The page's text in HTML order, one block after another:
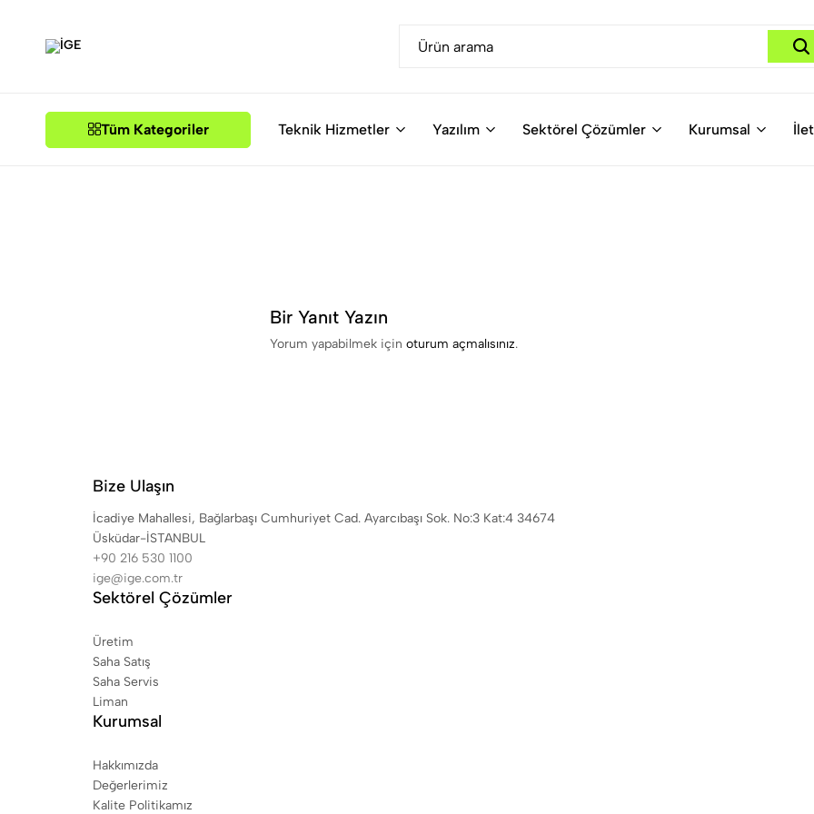
Tüm Kategoriler Teknik Hizmetler Yazılım Sektörel Çözümler Kurumsal
Bir Yanıt Yazın
Yorum yapabilmek için oturum açmalısınız.
Bize Ulaşın
İcadiye Mahallesi, Bağlarbaşı Cumhuriyet Cad. Ayarcıbaşı Sok. No:3 Kat:4 34674
Üsküdar-İSTANBUL
+90 216 530 1100
ige@ige.com.tr
Sektörel Çözümler
Üretim
Saha Satış
Saha Servis
Liman
Kurumsal
Hakkımızda
Değerlerimiz
Kalite Politikamız